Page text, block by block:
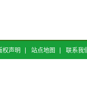
权声明 站点地图 联系我